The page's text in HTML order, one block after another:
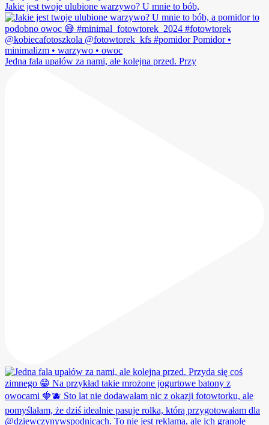
Jakie jest twoje ulubione warzywo? U mnie to bób,
Jedna fala upałów za nami, ale kolejna przed. Przy